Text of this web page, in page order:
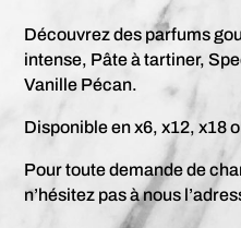
Découvrez des parfums
intense, Pâte à tartiner,
Vanille Pécan.
Disponible en x6, x12, x18
Pour toute demande de
n’hésitez pas à nous